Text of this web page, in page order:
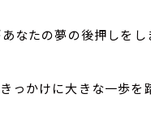
あなたの夢の後押しをし
っかけに大きな一歩を